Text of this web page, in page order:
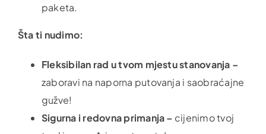
paketa.
Šta ti nudimo:
Fleksibilan rad u tvom mjestu stanovanja –
zaboravi na naporna putovanja i saobraćajne
gužve!
Sigurna i redovna primanja – cijenimo tvoj